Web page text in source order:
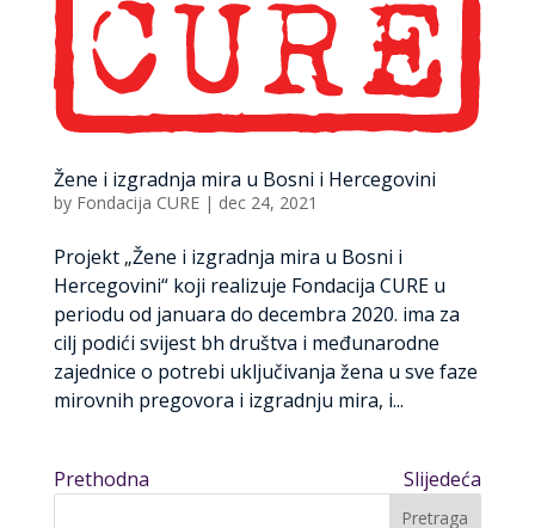
Žene i izgradnja mira u Bosni i Hercegovini
by Fondacija CURE| dec 24, 2021
Projekt „Žene i izgradnja mira u Bosni i
Hercegovini“ koji realizuje Fondacija CURE u
periodu od januara do decembra 2020. ima za
cilj podići svijest bh društva i međunarodne
zajednice o potrebi uključivanja žena u sve faze
mirovnih pregovora i izgradnju mira, i...
Prethodna Slijedeća
Pretraga